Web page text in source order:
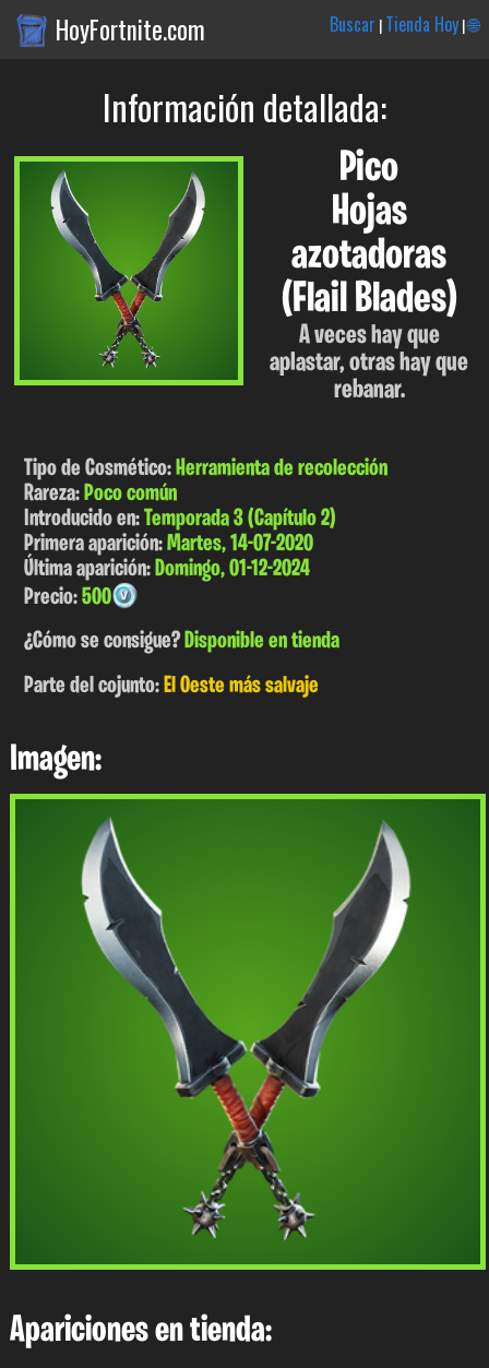
HoyFortnite.com Buscar |Tienda Hoy|🌐
Información detallada:
Pico
Hojas
azotadoras
(Flail Blades)
A veces hay que
aplastar, otras hay que
rebanar.
Tipo de Cosmético:Herramienta de recolección
Rareza:Poco común
Introducido en:Temporada 3 (Capítulo 2)
Primera aparición:Martes, 14-07-2020
Última aparición:Domingo, 01-12-2024
Precio:500
¿Cómo se consigue?Disponible en tienda
Parte del cojunto:El Oeste más salvaje
Imagen:
Apariciones en tienda: